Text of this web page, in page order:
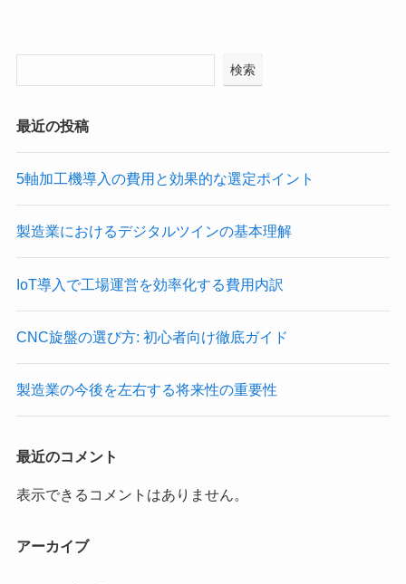
検索
最近の投稿
5軸加工機導入の費用と効果的な選定ポイント
製造業におけるデジタルツインの基本理解
IoT導入で工場運営を効率化する費用内訳
CNC旋盤の選び方: 初心者向け徹底ガイド
製造業の今後を左右する将来性の重要性
最近のコメント
表示できるコメントはありません。
アーカイブ